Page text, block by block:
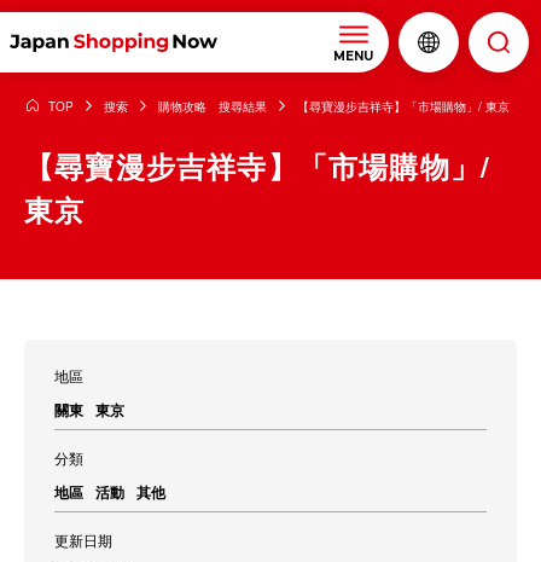
MENU
TOP 搜索 購物攻略 搜尋結果 【尋寶漫步吉祥寺】「市場購物」/ 東京
【尋寶漫步吉祥寺】「市場購物」/
東京
地區
關東 東京
分類
地區 活動 其他
更新日期